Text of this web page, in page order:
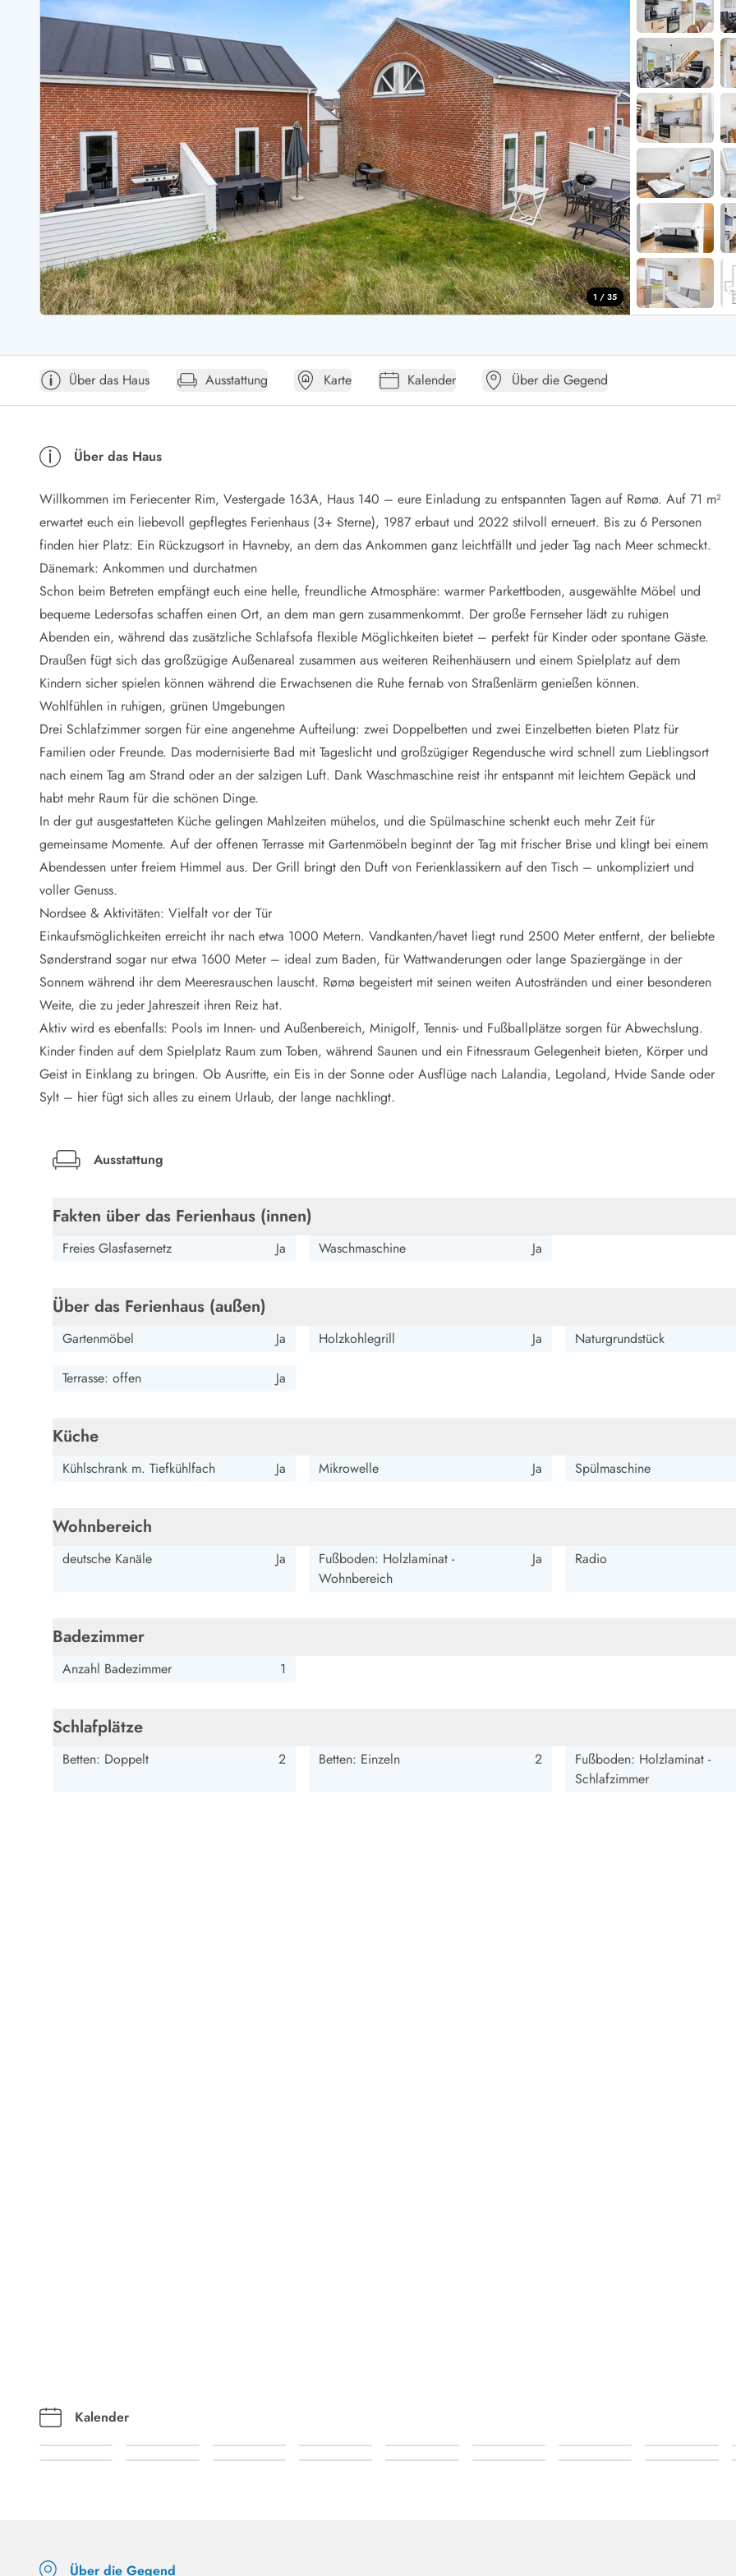
Ferienhäuser mit Whirlpool
Ferienhäuser mit Freitagswechsel
Ferienhäuser mit Samstagswechsel
Ferienhaus für 2 Personen
Ferienhaus für 4 Personen
Ferienhaus für 6 Personen
Ferienhäuser
Ferienhäuser
Ferienhäuser
Ferienhäuser BjerregardFerienhäuser BlavandFerienhäuser Hvide SandeFerienhäuser Sondervig
Ferienhäuser Argab
Ferienhäuser in Arrild
Ferienhäuser Bjerregard
Ferienhäuser Blavand
Ferienhäuser Bork Havn
Ferienhäuser Fjand
Ferienhäuser Fanö
Ferienhäuser Graerup Strand
Ferienhäuser Haurvig
Ferienhäuser Henne Strand
Ferienhäuser Ho
Ferienhäuser Houstrup
Ferienhäuser Houvig
Ferienhäuser auf Holmsland Klit
Ferienhäuser in Holmsland
Ferienhäuser Hvide Sande
Ferienhäuser Jegum
Ferienhäuser Klegod
Ferienhäuser Lodbjerg Hede
Ferienhäuser Nr. Lyngvig
Ferienhäuser in
Ferienhäuser
Ferienhäuser
Ferienhäuser
Ferienhäuser
Ferienhäuser in
Ferienhäuser
Ferienhäuser
Ferienhäuser
Öffnungszeiten
Anreise
Ferienhaus ABC
Häufige Fragen zur Buchung
Verleihservice
Reisescheckliste
Endreinigung
Gutschein
Frühbucher
Mietbedingungen
Reiseführer Dänemark
Tipps für Urlaub in Dänemark
Wetter in Dänemark
Saisonzeiten
Badesicherheit im Meer
Naturschutz
Webcam Dänemark
Ferienhauskatalog
Fotowettbewerb
Vorteile bei uns
Reisecurity
Esmark KidsVIP
Esmark VIP - Partnervorteile und Rabatte
Preisgarantie
Keine Kaution
Gästebewertungen
Gratis WLAN
We love people
Esmark VIP Partnervorteile
Esmark KidsVIP
Urlaub mit Hund
Urlaub am Strand
Finde Bernstein am Strand
Zoos und Tierparks in Dänemark
Angeln in Dänemark
Bowling in Dänemark
Minigolf spielen in Dänemark
Schwimmhallen und Badeländer
Golfen in Dänemark
Fahrradfahren in Dänemark
Reiten in Dänemark
Surfen in Dänemark
Segeln in Dänemark
Historische Museen
Kunsthandwerk und Galerien
Essen und Trinken
Einkaufen und Shopping
Wikinger in Dänemark
1 / 35
Über das Haus Ausstattung Karte Kalender Über die Gegend
Über das Haus
Willkommen im Feriecenter Rim, Vestergade 163A, Haus 140 – eure Einladung zu entspannten Tagen auf Rømø. Auf 71 m²
erwartet euch ein liebevoll gepflegtes Ferienhaus (3+ Sterne), 1987 erbaut und 2022 stilvoll erneuert. Bis zu 6 Personen
finden hier Platz: Ein Rückzugsort in Havneby, an dem das Ankommen ganz leichtfällt und jeder Tag nach Meer schmeckt.
Dänemark: Ankommen und durchatmen
Schon beim Betreten empfängt euch eine helle, freundliche Atmosphäre: warmer Parkettboden, ausgewählte Möbel und
bequeme Ledersofas schaffen einen Ort, an dem man gern zusammenkommt. Der große Fernseher lädt zu ruhigen
Abenden ein, während das zusätzliche Schlafsofa flexible Möglichkeiten bietet – perfekt für Kinder oder spontane Gäste.
Draußen fügt sich das großzügige Außenareal zusammen aus weiteren Reihenhäusern und einem Spielplatz auf dem
Kindern sicher spielen können während die Erwachsenen die Ruhe fernab von Straßenlärm genießen können.
Wohlfühlen in ruhigen, grünen Umgebungen
Drei Schlafzimmer sorgen für eine angenehme Aufteilung: zwei Doppelbetten und zwei Einzelbetten bieten Platz für
Familien oder Freunde. Das modernisierte Bad mit Tageslicht und großzügiger Regendusche wird schnell zum Lieblingsort
nach einem Tag am Strand oder an der salzigen Luft. Dank Waschmaschine reist ihr entspannt mit leichtem Gepäck und
habt mehr Raum für die schönen Dinge.
In der gut ausgestatteten Küche gelingen Mahlzeiten mühelos, und die Spülmaschine schenkt euch mehr Zeit für
gemeinsame Momente. Auf der offenen Terrasse mit Gartenmöbeln beginnt der Tag mit frischer Brise und klingt bei einem
Abendessen unter freiem Himmel aus. Der Grill bringt den Duft von Ferienklassikern auf den Tisch – unkompliziert und
voller Genuss.
Nordsee & Aktivitäten: Vielfalt vor der Tür
Einkaufsmöglichkeiten erreicht ihr nach etwa 1000 Metern. Vandkanten/havet liegt rund 2500 Meter entfernt, der beliebte
Sønderstrand sogar nur etwa 1600 Meter – ideal zum Baden, für Wattwanderungen oder lange Spaziergänge in der
Sonnem während ihr dem Meeresrauschen lauscht. Rømø begeistert mit seinen weiten Autostränden und einer besonderen
Weite, die zu jeder Jahreszeit ihren Reiz hat.
Aktiv wird es ebenfalls: Pools im Innen- und Außenbereich, Minigolf, Tennis- und Fußballplätze sorgen für Abwechslung.
Kinder finden auf dem Spielplatz Raum zum Toben, während Saunen und ein Fitnessraum Gelegenheit bieten, Körper und
Geist in Einklang zu bringen. Ob Ausritte, ein Eis in der Sonne oder Ausflüge nach Lalandia, Legoland, Hvide Sande oder
Sylt – hier fügt sich alles zu einem Urlaub, der lange nachklingt.
Ausstattung
Fakten über das Ferienhaus (innen)
Freies Glasfasernetz Ja Waschmaschine Ja
Über das Ferienhaus (außen)
Gartenmöbel Ja Holzkohlegrill Ja Naturgrundstück
Terrasse: offen Ja
Küche
Kühlschrank m. Tiefkühlfach Ja Mikrowelle Ja Spülmaschine
Wohnbereich
deutsche Kanäle Ja
Fußboden: Holzlaminat -
Wohnbereich
Ja Radio
Badezimmer
Anzahl Badezimmer 1
Schlafplätze
Betten: Doppelt 2 Betten: Einzeln 2
Fußboden: Holzlaminat -
Schlafzimmer
Kalender
Über die Gegend